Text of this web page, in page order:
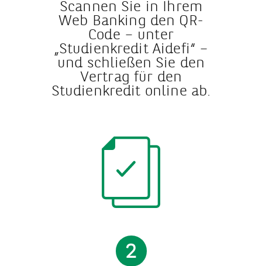
Scannen Sie in Ihrem
Web Banking den QR-
Code – unter
„Studienkredit Aidefi“ –
und schließen Sie den
Vertrag für den
Studienkredit online ab.
2